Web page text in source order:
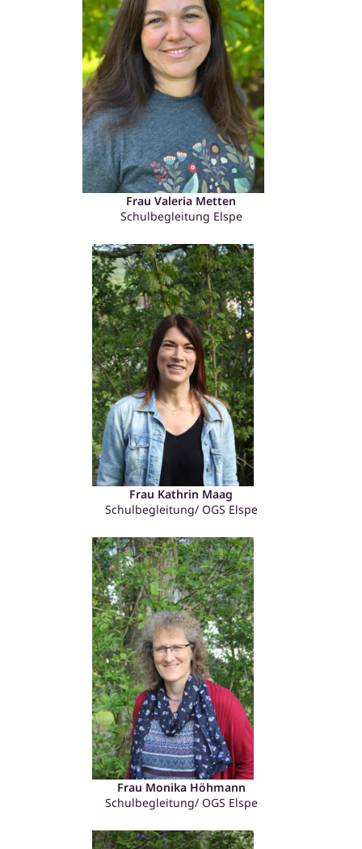
Frau Valeria Metten
Schulbegleitung Elspe
Frau Kathrin Maag
Schulbegleitung/ OGS Elspe
Frau Monika Höhmann
Schulbegleitung/ OGS Elspe